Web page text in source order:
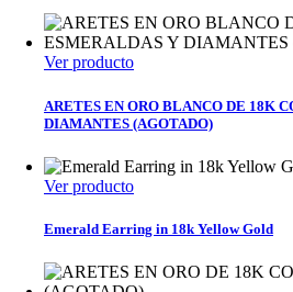
Ver producto
ARETES EN ORO BLANCO DE 18K
DIAMANTES (AGOTADO)
Ver producto
Emerald Earring in 18k Yellow Gold